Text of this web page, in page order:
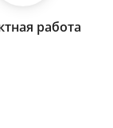
работа